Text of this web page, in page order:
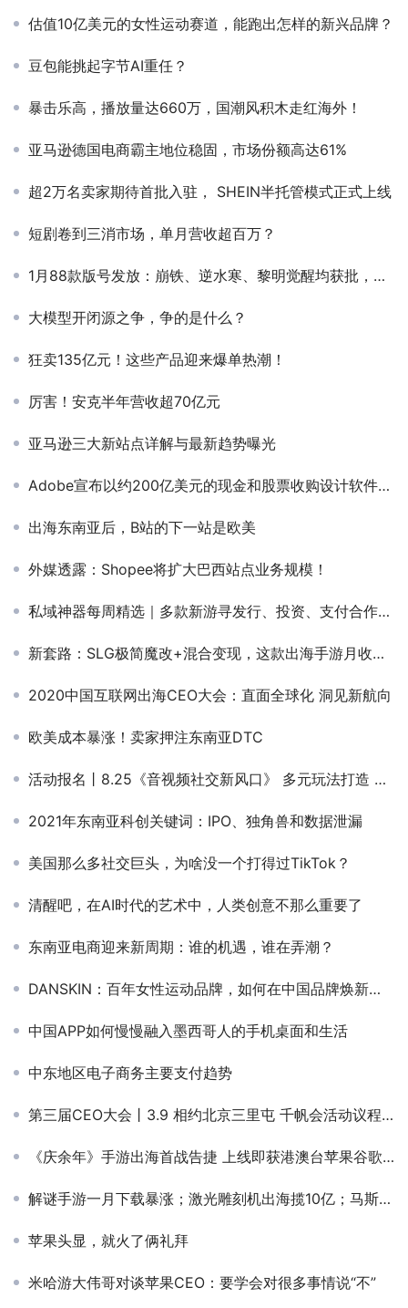
估值10亿美元的女性运动赛道，能跑出怎样的新兴品牌？
豆包能挑起字节AI重任？
暴击乐高，播放量达660万，国潮风积木走红海外！
亚马逊德国电商霸主地位稳固，市场份额高达61%
超2万名卖家期待首批入驻， SHEIN半托管模式正式上线
短剧卷到三消市场，单月营收超百万？
1月88款版号发放：崩铁、逆水寒、黎明觉醒均获批，米哈游腾讯网易赢麻了？
大模型开闭源之争，争的是什么？
狂卖135亿元！这些产品迎来爆单热潮！
厉害！安克半年营收超70亿元
亚马逊三大新站点详解与最新趋势曝光
Adobe宣布以约200亿美元的现金和股票收购设计软件公司Figma
出海东南亚后，B站的下一站是欧美
外媒透露：Shopee将扩大巴西站点业务规模！
私域神器每周精选｜多款新游寻发行、投资、支付合作，热岗招聘等你来聊 (第5期)
新套路：SLG极简魔改+混合变现，这款出海手游月收入3000万
2020中国互联网出海CEO大会：直面全球化 洞见新航向
欧美成本暴涨！卖家押注东南亚DTC
活动报名丨8.25《音视频社交新风口》 多元玩法打造 沉浸式音频社交
2021年东南亚科创关键词：IPO、独角兽和数据泄漏
美国那么多社交巨头，为啥没一个打得过TikTok？
清醒吧，在AI时代的艺术中，人类创意不那么重要了
东南亚电商迎来新周期：谁的机遇，谁在弄潮？
DANSKIN：百年女性运动品牌，如何在中国品牌焕新？｜品牌焕新
中国APP如何慢慢融入墨西哥人的手机桌面和生活
中东地区电子商务主要支付趋势
第三届CEO大会丨3.9 相约北京三里屯 千帆会活动议程公布
《庆余年》手游出海首战告捷 上线即获港澳台苹果谷歌免费榜第一
解谜手游一月下载暴涨；激光雕刻机出海揽10亿；马斯克官宣脑机接口已可控制鼠标丨私域神器晚报
苹果头显，就火了俩礼拜
米哈游大伟哥对谈苹果CEO：要学会对很多事情说“不”